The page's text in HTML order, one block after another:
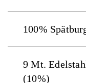
100%
9 Mt.
(10%)